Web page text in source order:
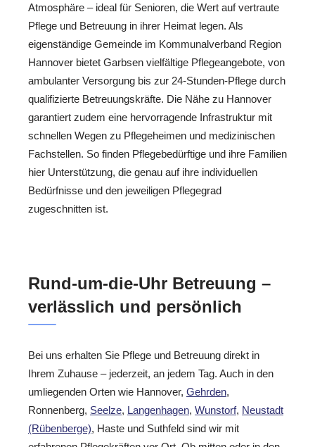
Atmosphäre – ideal für Senioren, die Wert auf vertraute
Pflege und Betreuung in ihrer Heimat legen. Als
eigenständige Gemeinde im Kommunalverband Region
Hannover bietet Garbsen vielfältige Pflegeangebote, von
ambulanter Versorgung bis zur 24-Stunden-Pflege durch
qualifizierte Betreuungskräfte. Die Nähe zu Hannover
garantiert zudem eine hervorragende Infrastruktur mit
schnellen Wegen zu Pflegeheimen und medizinischen
Fachstellen. So finden Pflegebedürftige und ihre Familien
hier Unterstützung, die genau auf ihre individuellen
Bedürfnisse und den jeweiligen Pflegegrad
zugeschnitten ist.
Rund-um-die-Uhr Betreuung –
verlässlich und persönlich
Bei uns erhalten Sie Pflege und Betreuung direkt in
Ihrem Zuhause – jederzeit, an jedem Tag. Auch in den
umliegenden Orten wie Hannover, Gehrden,
Ronnenberg, Seelze, Langenhagen, Wunstorf, Neustadt
(Rübenberge), Haste und Suthfeld sind wir mit